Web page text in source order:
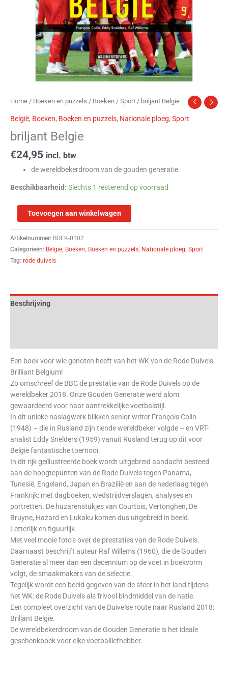
Home / Boeken en puzzels / Boeken / Sport / briljant Belgie
België, Boeken, Boeken en puzzels, Nationale ploeg, Sport
briljant Belgie
€24,95 incl. btw
de wereldbekerdroom van de gouden generatie
Beschikbaarheid: Slechts 1 resterend op voorraad
Toevoegen aan winkelwagen
Artikelnummer: BOEK-0102
Categorieën: België, Boeken, Boeken en puzzels, Nationale ploeg, Sport
Tag: rode duivels
Beschrijving
Een boek voor wie genoten heeft van het WK van de Rode Duivels.
Brilliant Belgium!
Zo omschreef de BBC de prestatie van de Rode Duivels op de
wereldbeker 2018. Onze Gouden Generatie werd alom
gewaardeerd voor haar aantrekkelijke voetbalstijl.
In dit unieke naslagwerk blikken senior writer François Colin
(1948) – die in Rusland zijn tiende wereldbeker volgde – en VRT-
analist Eddy Snelders (1959) vanuit Rusland terug op dit voor
België fantastische toernooi.
In dit rijk geïllustreerde boek wordt uitgebreid aandacht besteed
aan de hoogtepunten van de Rode Duivels tegen Panama,
Tunesië, Engeland, Japan en Brazilië en aan de nederlaag tegen
Frankrijk: met dagboeken, wedstrijdverslagen, analyses en
portretten. De huzarenstukjes van Courtois, Vertonghen, De
Bruyne, Hazard en Lukaku komen dus uitgebreid in beeld.
Letterlijk en figuurlijk.
Met veel mooie foto’s over de prestaties van de Rode Duivels.
Daarnaast beschrijft auteur Raf Willems (1960), die de Gouden
Generatie al meer dan een decennium op de voet in boekvorm
volgt, de smaakmakers van de selectie.
Tegelijk wordt een beeld gegeven van de sfeer in het land tijdens
het WK: de Rode Duivels als frivool bindmiddel van de natie.
Een compleet overzicht van de Duivelse route naar Rusland 2018:
Briljant België.
De wereldbekerdroom van de Gouden Generatie is het ideale
geschenkboek voor elke voetballiefhebber.